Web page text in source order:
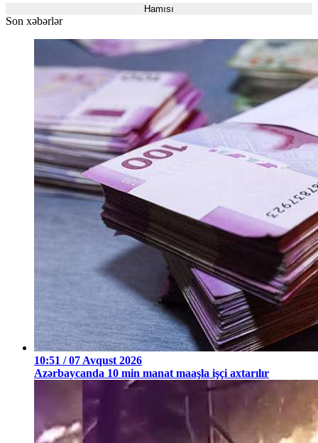
Hamısı
Son xəbərlər
10:51 / 07 Avqust 2026
Azərbaycanda 10 min manat maaşla işçi axtarılır